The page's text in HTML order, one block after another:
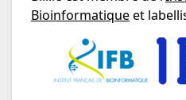
Bioinformatiqueet